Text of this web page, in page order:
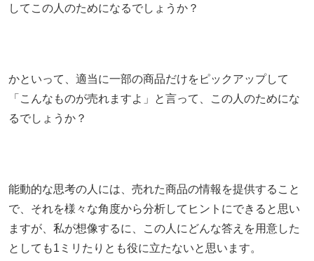
してこの人のためになるでしょうか？
かといって、適当に一部の商品だけをピックアップして
「こんなものが売れますよ」と言って、この人のためにな
るでしょうか？
能動的な思考の人には、売れた商品の情報を提供すること
で、それを様々な角度から分析してヒントにできると思い
ますが、私が想像するに、この人にどんな答えを用意した
としても1ミリたりとも役に立たないと思います。